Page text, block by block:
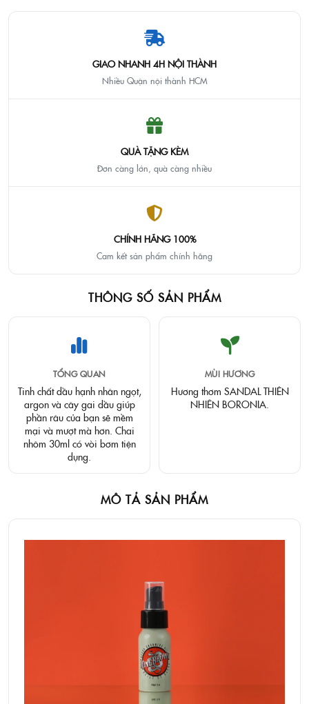
GIAO NHANH 4H NỘI THÀNH
Nhiều Quận nội thành HCM
QUÀ TẶNG KÈM
Đơn càng lớn, quà càng nhiều
CHÍNH HÃNG 100%
Cam kết sản phẩm chính hãng
THÔNG SỐ SẢN PHẨM
TỔNG QUAN
Tinh chất dầu hạnh nhân ngọt,
argon và cây gai dầu giúp
phần râu của bạn sẽ mềm
mại và mượt mà hơn. Chai
nhôm 30ml có vòi bơm tiện
dụng.
MÙI HƯƠNG
Hương thơm SANDAL THIÊN
NHIÊN BORONIA.
MÔ TẢ SẢN PHẨM